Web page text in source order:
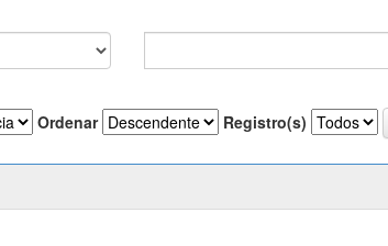
Ordenar Registro(s)